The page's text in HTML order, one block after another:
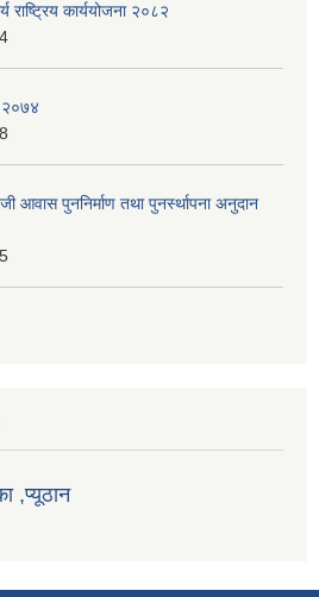
राष्ट्रिय कार्ययोजना २०८२
२०७४
आवास पुननिर्माण तथा पुनर्स्थापना अनुदान
,प्यूठान